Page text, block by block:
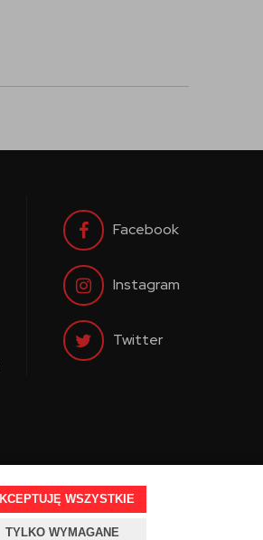
WSZYSTKIE
TYLKO WYMAGANE
Facebook
Instagram
Twitter